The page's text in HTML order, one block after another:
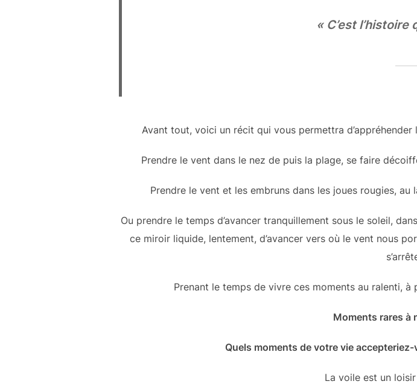
« C’est
Avant tout, voici un récit qui vous permettra
Prendre le vent dans le nez de puis la plage, se faire
Prendre le vent et les embruns dans les joues rougies,
Ou prendre le temps d’avancer tranquillement sous le soleil,
ce miroir liquide, lentement, d’avancer vers où le vent nous
Prenant le temps de vivre ces moments au ralenti,
Moments rares à
Quels moments de votre vie
La voile est un